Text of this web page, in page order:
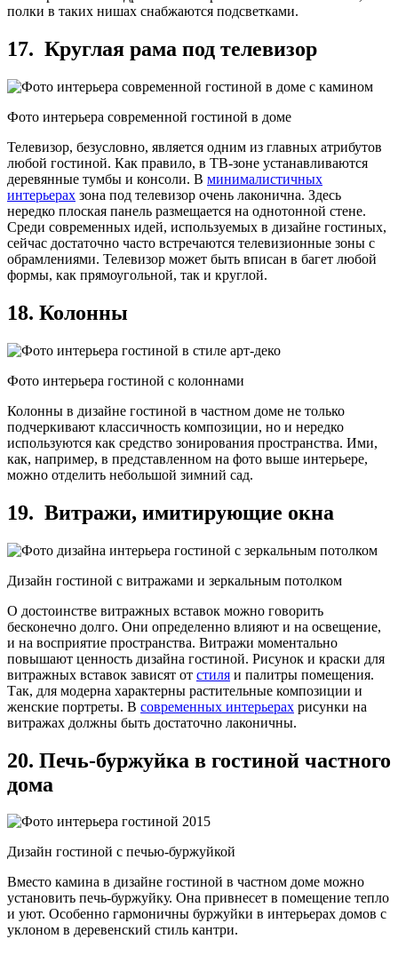
полки в таких нишах снабжаются подсветками.
17. Круглая рама под телевизор
Фото интерьера современной гостиной в доме
Телевизор, безусловно, является одним из главных атрибутов
любой гостиной. Как правило, в ТВ-зоне устанавливаются
деревянные тумбы и консоли. В минималистичных
интерьерах зона под телевизор очень лаконична. Здесь
нередко плоская панель размещается на однотонной стене.
Среди современных идей, используемых в дизайне гостиных,
сейчас достаточно часто встречаются телевизионные зоны с
обрамлениями. Телевизор может быть вписан в багет любой
формы, как прямоугольной, так и круглой.
18. Колонны
Фото интерьера гостиной с колоннами
Колонны в дизайне гостиной в частном доме не только
подчеркивают классичность композиции, но и нередко
используются как средство зонирования пространства. Ими,
как, например, в представленном на фото выше интерьере,
можно отделить небольшой зимний сад.
19. Витражи, имитирующие окна
Дизайн гостиной с витражами и зеркальным потолком
О достоинстве витражных вставок можно говорить
бесконечно долго. Они определенно влияют и на освещение,
и на восприятие пространства. Витражи моментально
повышают ценность дизайна гостиной. Рисунок и краски для
витражных вставок зависят от стиля и палитры помещения.
Так, для модерна характерны растительные композиции и
женские портреты. В современных интерьерах рисунки на
витражах должны быть достаточно лаконичны.
20. Печь-буржуйка в гостиной частного
дома
Дизайн гостиной с печью-буржуйкой
Вместо камина в дизайне гостиной в частном доме можно
установить печь-буржуйку. Она привнесет в помещение тепло
и уют. Особенно гармоничны буржуйки в интерьерах домов с
уклоном в деревенский стиль кантри.